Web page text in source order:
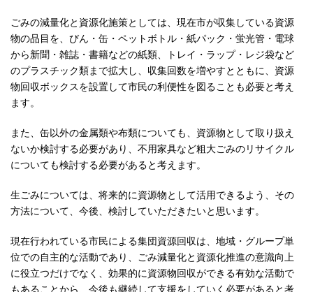
ごみの減量化と資源化施策としては、現在市が収集している資源
物の品目を、びん・缶・ペットボトル・紙パック・蛍光管・電球
から新聞・雑誌・書籍などの紙類、トレイ・ラップ・レジ袋など
のプラスチック類まで拡大し、収集回数を増やすとともに、資源
物回収ボックスを設置して市民の利便性を図ることも必要と考え
ます。
また、缶以外の金属類や布類についても、資源物として取り扱え
ないか検討する必要があり、不用家具など粗大ごみのリサイクル
についても検討する必要があると考えます。
生ごみについては、将来的に資源物として活用できるよう、その
方法について、今後、検討していただきたいと思います。
現在行われている市民による集団資源回収は、地域・グループ単
位での自主的な活動であり、ごみ減量化と資源化推進の意識向上
に役立つだけでなく、効果的に資源物回収ができる有効な活動で
もあることから、今後も継続して支援をしていく必要があると考